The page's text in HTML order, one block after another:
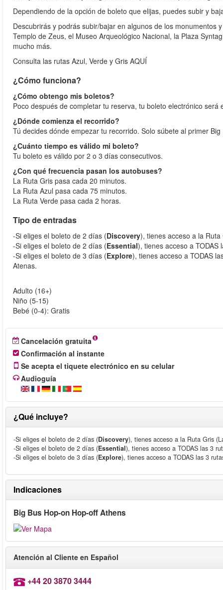
Dependiendo de la opción de boleto que elijas, puedes subir y
Descubrirás y podrás subir/bajar en algunos de los monumentos
Templo de Zeus, el Museo Arqueológico Nacional, la Plaza
mucho más.
Consulta las rutas Azul, Verde y Gris AQUÍ
¿Cómo funciona?
¿Cómo obtengo mis boletos?
Poco después de completar tu reserva, tu boleto electrónico
¿Dónde comienza el recorrido?
Tú decides dónde empezar tu recorrido. Solo súbete al primer
¿Cuánto tiempo es válido mi boleto?
Tu boleto es válido por 2 o 3 días consecutivos.
¿Con qué frecuencia pasan los autobuses?
La Ruta Gris pasa cada 20 minutos.
La Ruta Azul pasa cada 75 minutos.
La Ruta Verde pasa cada 2 horas.
Tipo de entradas
-Si eliges el boleto de 2 días (Discovery), tienes acceso a la
-Si eliges el boleto de 2 días (Essential), tienes acceso a TODAS
-Si eliges el boleto de 3 días (Explore), tienes acceso a TODAS
Atenas.
Adulto (16+)
Niño (5-15)
Bebé (0-4): Gratis
Cancelación gratuita
Confirmación al instante
Se acepta el tiquete electrónico en su celular
Audioguía
¿Qué incluye?
-Si eliges el boleto de 2 días (Discovery), tienes acceso a la Ruta Gris
-Si eliges el boleto de 2 días (Essential), tienes acceso a TODAS las 3
-Si eliges el boleto de 3 días (Explore), tienes acceso a TODAS las 3
Indicaciones
Big Bus Hop-on Hop-off Athens
Atención al Cliente en Español
+44 20 3870 3444